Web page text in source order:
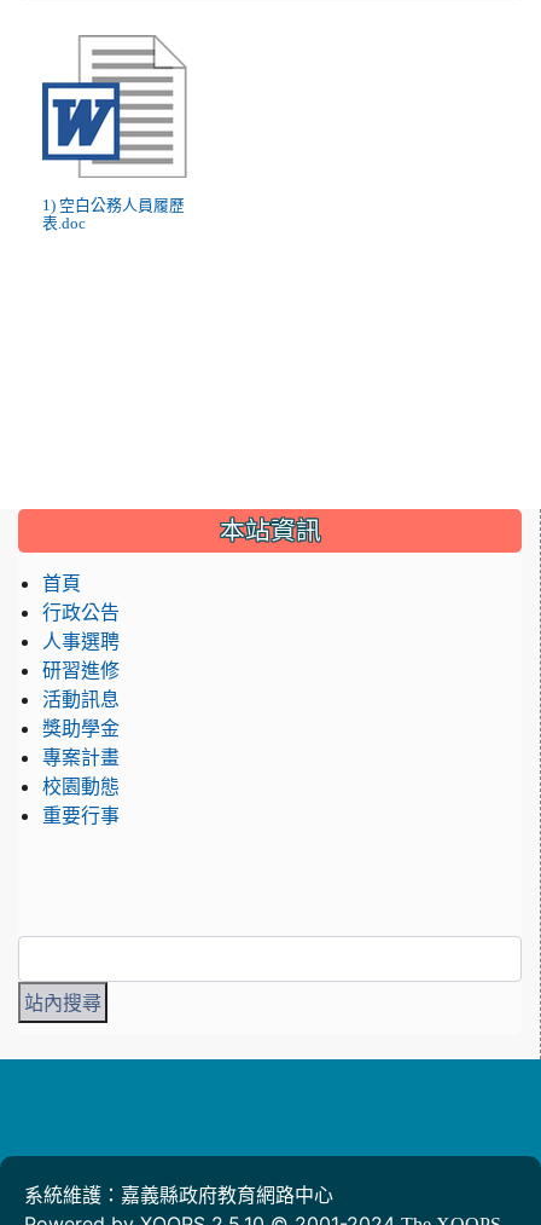
1) 空白公務人員履歷
表.doc
::: 本站資訊
首頁
行政公告
人事選聘
研習進修
活動訊息
獎助學金
專案計畫
校園動態
重要行事
系統維護：嘉義縣政府教育網路中心